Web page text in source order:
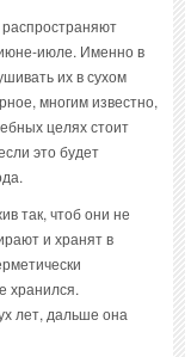
июле. Именно в
их в сухом
многим известно,
целях стоит
это будет
так, чтоб они не
и хранят в
хранился.
лет, дальше она